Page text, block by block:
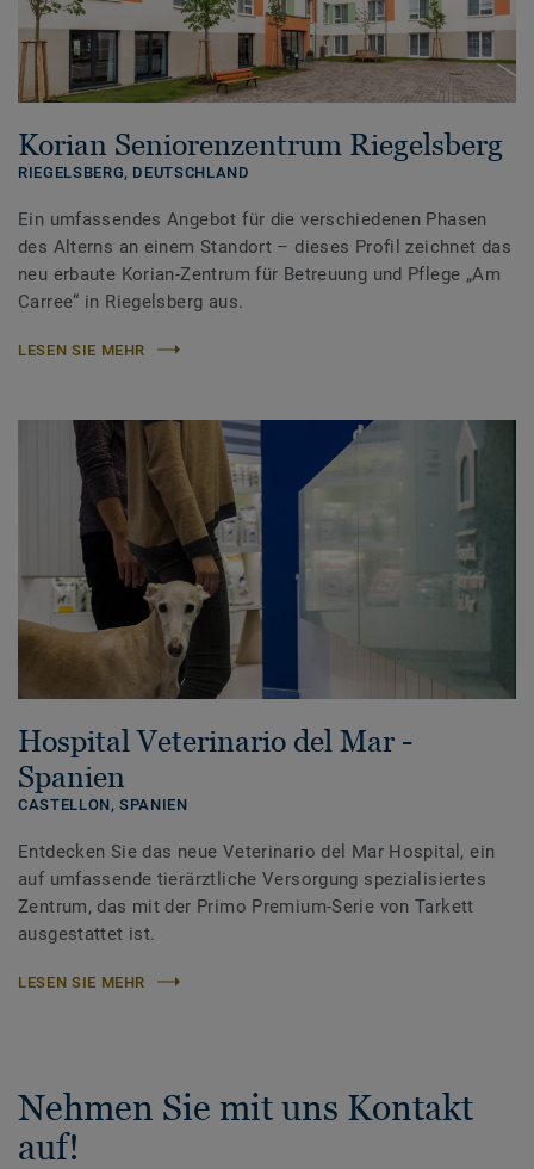
Korian Seniorenzentrum Riegelsberg
RIEGELSBERG, DEUTSCHLAND
Ein umfassendes Angebot für die verschiedenen Phasen
des Alterns an einem Standort – dieses Profil zeichnet das
neu erbaute Korian-Zentrum für Betreuung und Pflege „Am
Carree“ in Riegelsberg aus.
LESEN SIE MEHR
Hospital Veterinario del Mar -
Spanien
CASTELLON,SPANIEN
Entdecken Sie das neue Veterinario del Mar Hospital, ein
auf umfassende tierärztliche Versorgung spezialisiertes
Zentrum, das mit der Primo Premium-Serie von Tarkett
ausgestattet ist.
LESEN SIE MEHR
Nehmen Sie mit uns Kontakt
auf!